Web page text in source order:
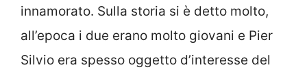
innamorato. Sulla storia si è detto molto,
all’epoca i due erano molto giovani e Pier
Silvio era spesso oggetto d’interesse del